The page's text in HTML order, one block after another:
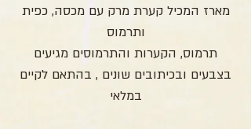
מארז המכיל קערת מרק עם מכסה, כפית
ותרמוס
תרמוס, הקערות והתרמוסים מגיעים
בצבעים ובכיתובים שונים , בהתאם לקיים
במלאי